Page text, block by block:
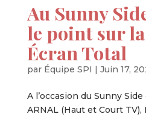
Au Sunny
le point sur
Écran Total
par Équipe SPI | Juin 17,
A l’occasion du Sunny
ARNAL (Haut et Court TV),